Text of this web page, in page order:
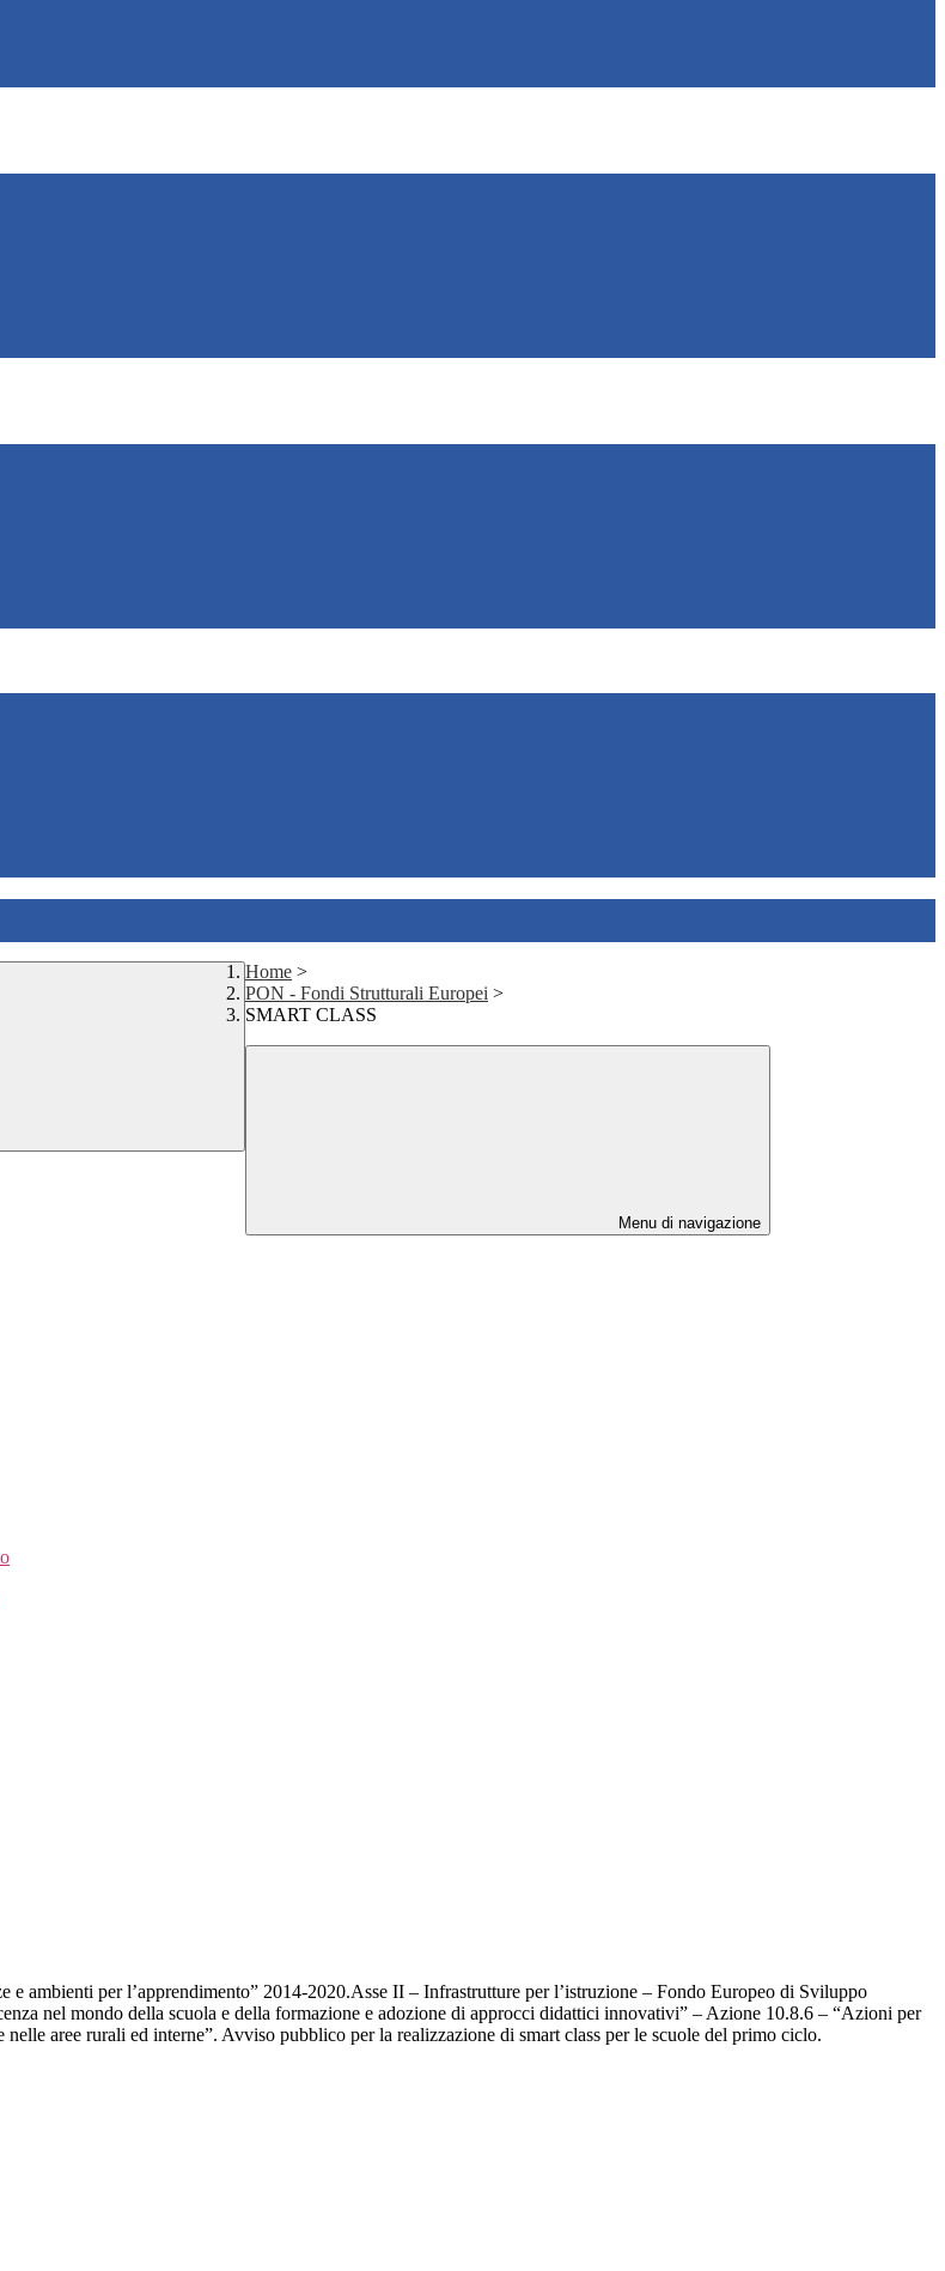
Home >
PON - Fondi Strutturali Europei >
SMART CLASS
Menu di navigazione
ambienti per l’apprendimento” 2014-2020.Asse II – Infrastrutture per l’istruzione – Fondo Europeo di Sviluppo
nel mondo della scuola e della formazione e adozione di approcci didattici innovativi” – Azione 10.8.6 – “Azioni per
aree rurali ed interne”. Avviso pubblico per la realizzazione di smart class per le scuole del primo ciclo.